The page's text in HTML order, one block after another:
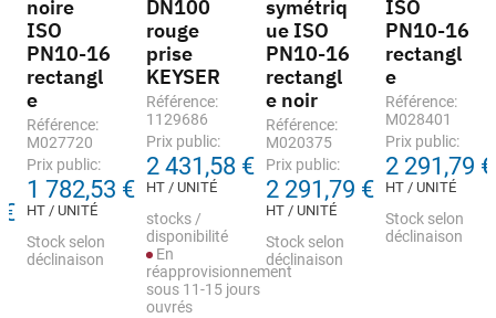
noire
ISO
PN10-16
rectangl
e
Référence:
M027720
Prix public:
1 782,53 €
HT / UNITÉ
Stock selon
déclinaison
DN100
rouge
prise
KEYSER
Référence:
1129686
Prix public:
2 431,58 €
HT / UNITÉ
stocks /
disponibilité
En
réapprovisionnement
sous 11-15 jours
ouvrés
symétriq
ue ISO
PN10-16
rectangl
e noir
Référence:
M020375
Prix public:
2 291,79 €
HT / UNITÉ
Stock selon
déclinaison
ISO
PN10-16
rectangl
e
Référence:
M028401
Prix public:
2 291,79 €
HT / UNITÉ
Stock selon
déclinaison